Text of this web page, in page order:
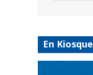
En Kiosque